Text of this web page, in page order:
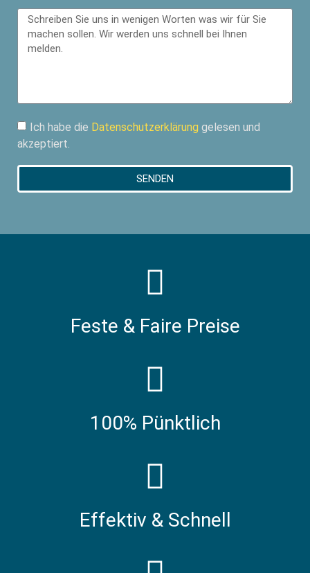
Ich habe die Datenschutzerklärung gelesen und
akzeptiert.
SENDEN
Feste & Faire Preise
100% Pünktlich
Effektiv & Schnell